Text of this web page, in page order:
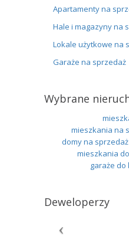
Apartamenty na
Hale i magazyny na
Lokale użytkowe na
Garaże na sprzedaż
Wybrane
mieszkania na
domy na
mieszkania
garaże do
Deweloperzy